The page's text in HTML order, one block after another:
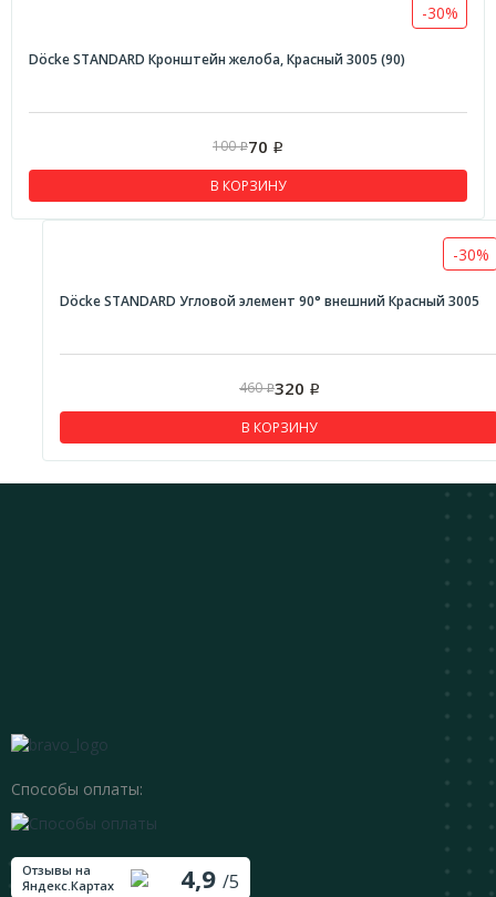
-30%
Döcke STANDARD Кронштейн желоба, Красный 3005 (90)
100Р70 Р
В КОРЗИНУ
-30%
Döcke STANDARD Угловой элемент 90° внешний Красный 3005
460Р320 Р
В КОРЗИНУ
Способы оплаты:
Отзывы на
Яндекс.Картах
4,9 /5